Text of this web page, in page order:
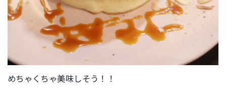
めちゃくちゃ美味しそう！！